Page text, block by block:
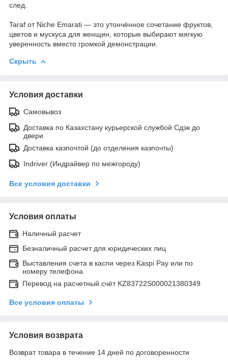
след.
Taraf от Niche Emarati — это утончённое сочетание фруктов,
цветов и мускуса для женщин, которые выбирают мягкую
уверенность вместо громкой демонстрации.
Скрыть
Условия доставки
Самовывоз
Доставка по Казахстану курьерской службой Сдэк до
двери
Доставка казпочтой (до отделения казпочты)
Indriver (Индрайвер по межгороду)
Все условия доставки
Условия оплаты
Наличный расчет
Безналичный расчет для юридических лиц
Выставления счета в каспи через Kaspi Pay или по
номеру телефона
Перевод на расчетный счёт KZ83722S000021380349
Все условия оплаты
Условия возврата
Возврат товара в течение 14 дней по договоренности